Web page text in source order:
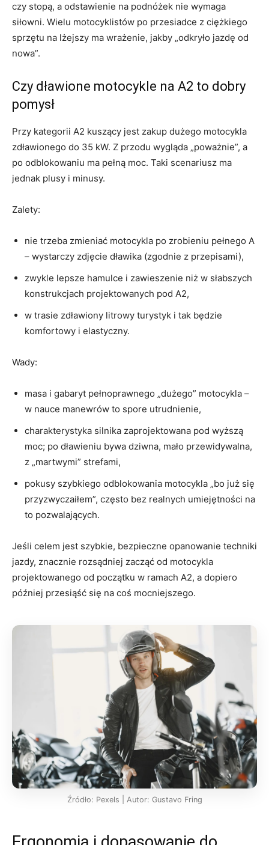
czy stopą, a odstawienie na podnóżek nie wymaga
siłowni. Wielu motocyklistów po przesiadce z ciężkiego
sprzętu na lżejszy ma wrażenie, jakby „odkryło jazdę od
nowa”.
Czy dławione motocykle na A2 to dobry
pomysł
Przy kategorii A2 kuszący jest zakup dużego motocykla
zdławionego do 35 kW. Z przodu wygląda „poważnie”, a
po odblokowaniu ma pełną moc. Taki scenariusz ma
jednak plusy i minusy.
Zalety:
nie trzeba zmieniać motocykla po zrobieniu pełnego A
– wystarczy zdjęcie dławika (zgodnie z przepisami),
zwykle lepsze hamulce i zawieszenie niż w słabszych
konstrukcjach projektowanych pod A2,
w trasie zdławiony litrowy turystyk i tak będzie
komfortowy i elastyczny.
Wady:
masa i gabaryt pełnoprawnego „dużego” motocykla –
w nauce manewrów to spore utrudnienie,
charakterystyka silnika zaprojektowana pod wyższą
moc; po dławieniu bywa dziwna, mało przewidywalna,
z „martwymi” strefami,
pokusy szybkiego odblokowania motocykla „bo już się
przyzwyczaiłem”, często bez realnych umiejętności na
to pozwalających.
Jeśli celem jest szybkie, bezpieczne opanowanie techniki
jazdy, znacznie rozsądniej zacząć od motocykla
projektowanego od początku w ramach A2, a dopiero
później przesiąść się na coś mocniejszego.
Źródło: Pexels | Autor: Gustavo Fring